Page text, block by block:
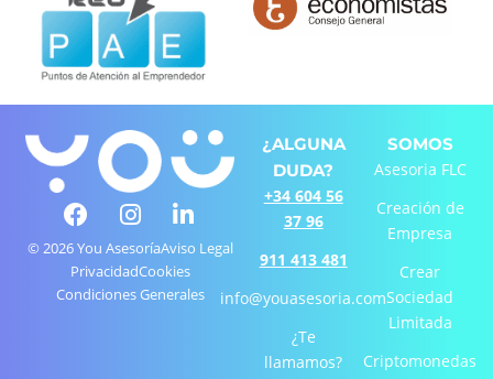
¿ALGUNA
DUDA?
+34 604 56
37 96
911 413 481
info@youasesoria.com
¿Te
llamamos?
F
a
c
e
b
I
n
s
t
a
L
i
n
k
e
© 2026 You AsesoríaAviso Legal
PrivacidadCookies
Condiciones Generales
SOMOS
Asesoria FLC
Creación de
Empresa
Crear
Sociedad
Limitada
Criptomonedas